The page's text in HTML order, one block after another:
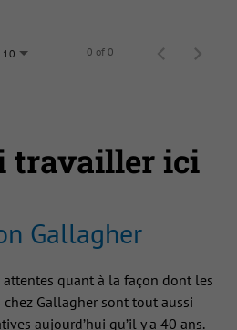
10 0 of 0
travailler ici
Gallagher
quant à la façon dont les
Gallagher sont tout aussi
aujourd’hui qu’il y a 40 ans.